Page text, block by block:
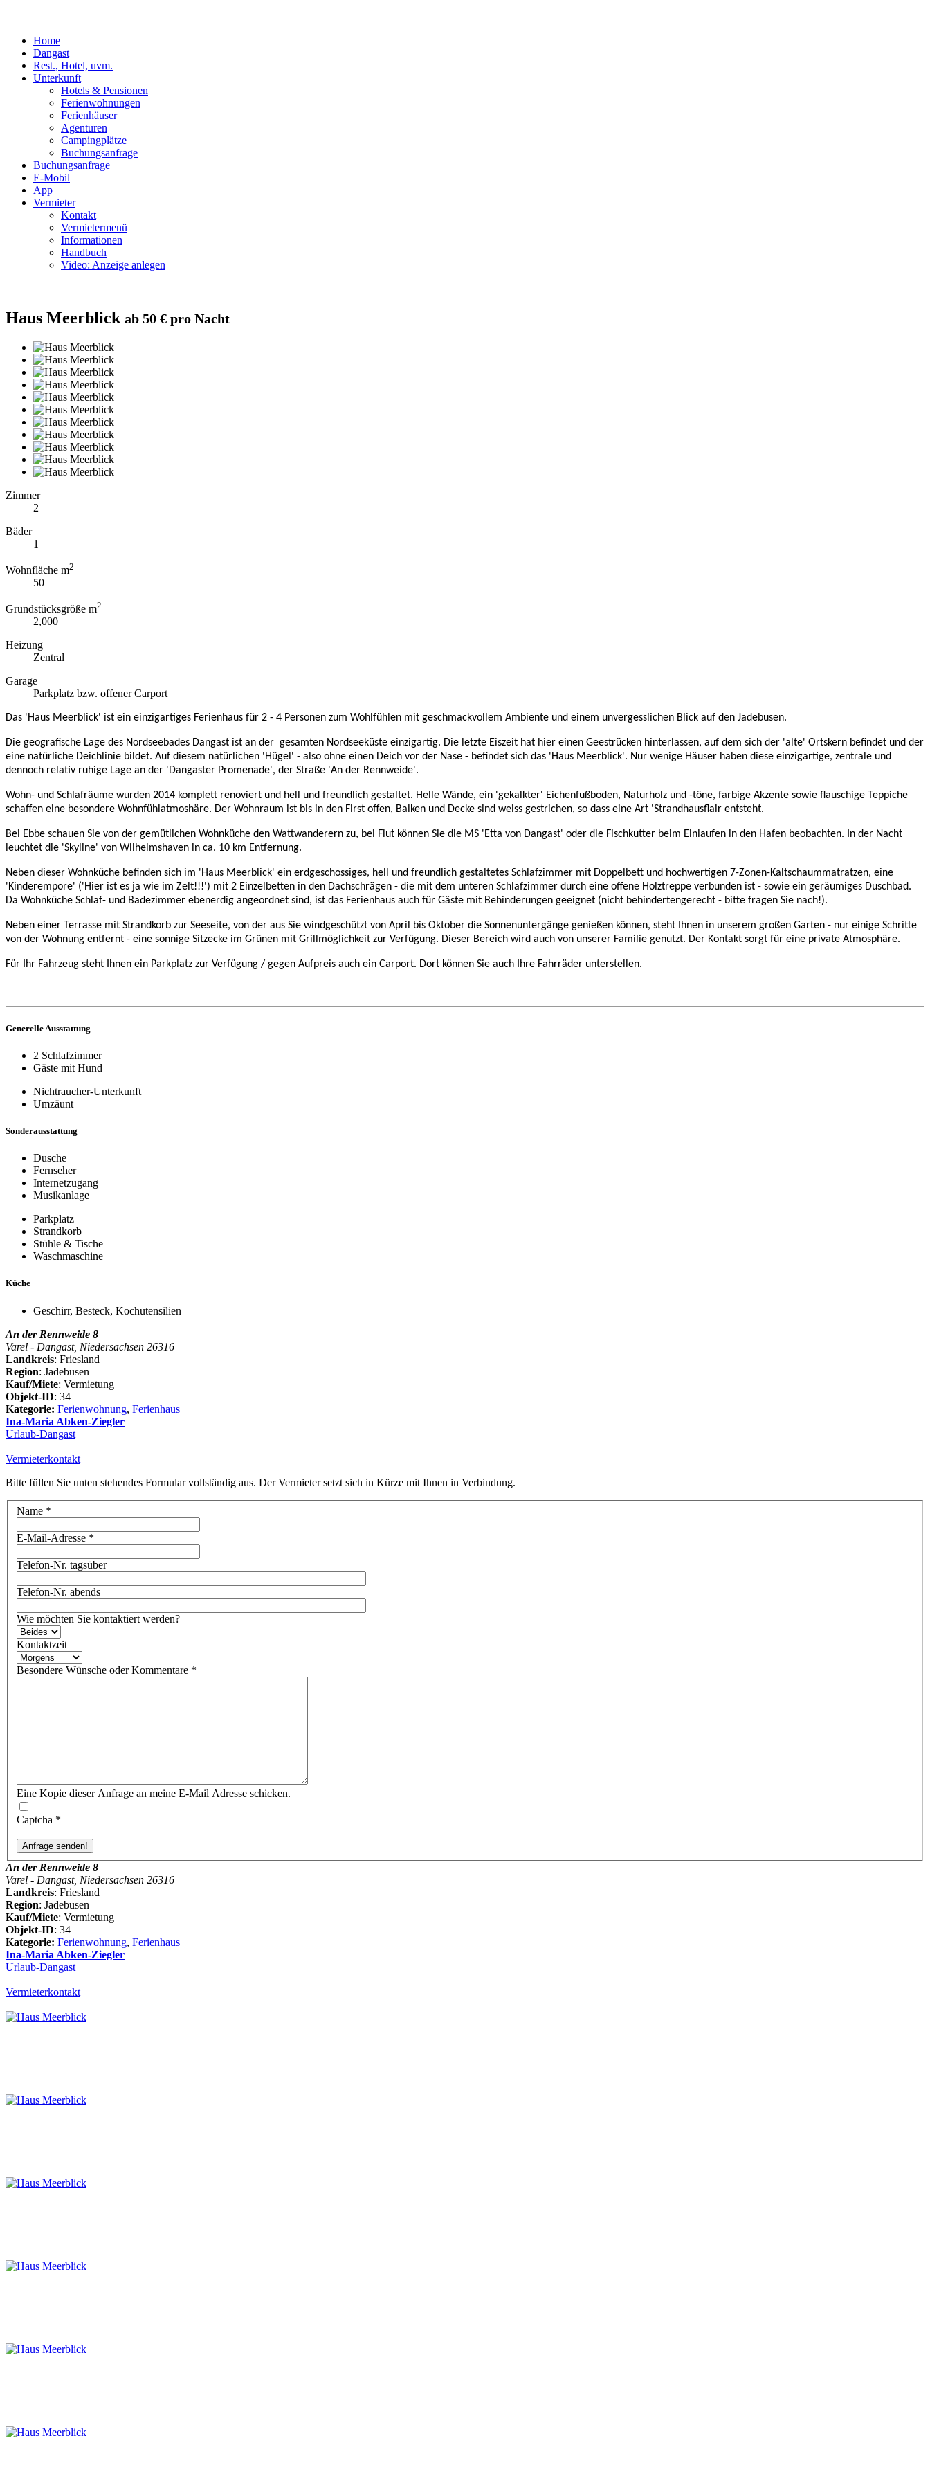
Home
Dangast
Rest., Hotel, uvm.
Unterkunft
Hotels & Pensionen
Ferienwohnungen
Ferienhäuser
Agenturen
Campingplätze
Buchungsanfrage
Buchungsanfrage
E-Mobil
App
Vermieter
Kontakt
Vermietermenü
Informationen
Handbuch
Video: Anzeige anlegen
Haus Meerblick ab 50 € pro Nacht
Zimmer
2
Bäder
1
Wohnfläche m2
50
Grundstücksgröße m2
2,000
Heizung
Zentral
Garage
Parkplatz bzw. offener Carport
Das 'Haus Meerblick' ist ein einzigartiges Ferienhaus für 2 - 4 Personen zum Wohlfühlen mit geschmackvollem Ambiente und einem unvergesslichen Blick auf den Jadebusen.
Die geografische Lage des Nordseebades Dangast ist an der gesamten Nordseeküste einzigartig. Die letzte Eiszeit hat hier einen Geestrücken hinterlassen, auf dem sich der 'alte' Ortskern befindet und der
eine natürliche Deichlinie bildet. Auf diesem natürlichen 'Hügel' - also ohne einen Deich vor der Nase - befindet sich das 'Haus Meerblick'. Nur wenige Häuser haben diese einzigartige, zentrale und
dennoch relativ ruhige Lage an der 'Dangaster Promenade', der Straße 'An der Rennweide'.
Wohn- und Schlafräume wurden 2014 komplett renoviert und hell und freundlich gestaltet. Helle Wände, ein 'gekalkter' Eichenfußboden, Naturholz und -töne, farbige Akzente sowie flauschige Teppiche
schaffen eine besondere Wohnfühlatmoshäre. Der Wohnraum ist bis in den First offen, Balken und Decke sind weiss gestrichen, so dass eine Art 'Strandhausflair entsteht.
Bei Ebbe schauen Sie von der gemütlichen Wohnküche den Wattwanderern zu, bei Flut können Sie die MS 'Etta von Dangast' oder die Fischkutter beim Einlaufen in den Hafen beobachten. In der Nacht
leuchtet die 'Skyline' von Wilhelmshaven in ca. 10 km Entfernung.
Neben dieser Wohnküche befinden sich im 'Haus Meerblick' ein erdgeschossiges, hell und freundlich gestaltetes Schlafzimmer mit Doppelbett und hochwertigen 7-Zonen-Kaltschaummatratzen, eine
'Kinderempore' ('Hier ist es ja wie im Zelt!!!') mit 2 Einzelbetten in den Dachschrägen - die mit dem unteren Schlafzimmer durch eine offene Holztreppe verbunden ist - sowie ein geräumiges Duschbad.
Da Wohnküche Schlaf- und Badezimmer ebenerdig angeordnet sind, ist das Ferienhaus auch für Gäste mit Behinderungen geeignet (nicht behindertengerecht - bitte fragen Sie nach!).
Neben einer Terrasse mit Strandkorb zur Seeseite, von der aus Sie windgeschützt von April bis Oktober die Sonnenuntergänge genießen können, steht Ihnen in unserem großen Garten - nur einige Schritte
von der Wohnung entfernt - eine sonnige Sitzecke im Grünen mit Grillmöglichkeit zur Verfügung. Dieser Bereich wird auch von unserer Familie genutzt. Der Kontakt sorgt für eine private Atmosphäre.
Für Ihr Fahrzeug steht Ihnen ein Parkplatz zur Verfügung / gegen Aufpreis auch ein Carport. Dort können Sie auch Ihre Fahrräder unterstellen.
Generelle Ausstattung
2 Schlafzimmer
Gäste mit Hund
Nichtraucher-Unterkunft
Umzäunt
Sonderausstattung
Dusche
Fernseher
Internetzugang
Musikanlage
Parkplatz
Strandkorb
Stühle & Tische
Waschmaschine
Küche
Geschirr, Besteck, Kochutensilien
An der Rennweide 8
Varel - Dangast, Niedersachsen 26316
Landkreis: Friesland
Region: Jadebusen
Kauf/Miete: Vermietung
Objekt-ID: 34
Kategorie: Ferienwohnung, Ferienhaus
Ina-Maria Abken-Ziegler
Urlaub-Dangast
Vermieterkontakt
Bitte füllen Sie unten stehendes Formular vollständig aus. Der Vermieter setzt sich in Kürze mit Ihnen in Verbindung.
Name *
E-Mail-Adresse *
Telefon-Nr. tagsüber
Telefon-Nr. abends
Wie möchten Sie kontaktiert werden?
Kontaktzeit
Besondere Wünsche oder Kommentare *
Eine Kopie dieser Anfrage an meine E-Mail Adresse schicken.
Captcha *
An der Rennweide 8
Varel - Dangast, Niedersachsen 26316
Landkreis: Friesland
Region: Jadebusen
Kauf/Miete: Vermietung
Objekt-ID: 34
Kategorie: Ferienwohnung, Ferienhaus
Ina-Maria Abken-Ziegler
Urlaub-Dangast
Vermieterkontakt